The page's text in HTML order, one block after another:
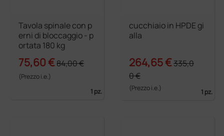
Tavola spinale con p
erni di bloccaggio - p
ortata 180 kg
75,60 €84,00 €
(Prezzo i.e.)
1 pz.
cucchiaio in HPDE gi
alla
264,65 €335,0
0 €
(Prezzo i.e.) 1 pz.